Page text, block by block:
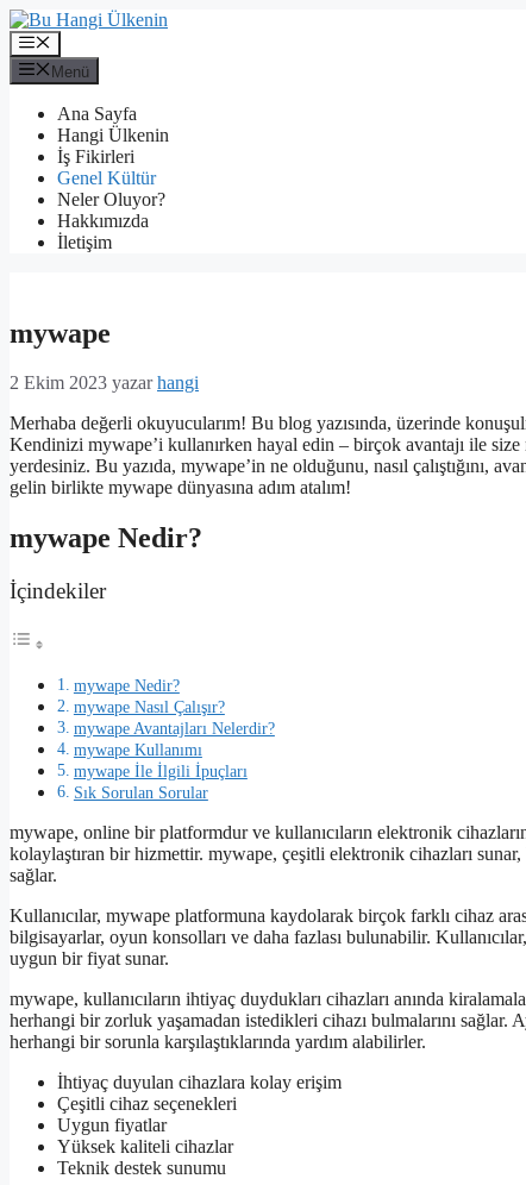
İçeriğe
atla
Menü
Menü
Ana Sayfa
Hangi Ülkenin
İş Fikirleri
Genel Kültür
Neler Oluyor?
Hakkımızda
İletişim
mywape
2 Ekim 2023 yazarhangi
Merhaba değerli okuyucularım! Bu blog yazısında, üzerinde
Kendinizi mywape’i kullanırken hayal edin – birçok avantajı ile
yerdesiniz. Bu yazıda, mywape’in ne olduğunu, nasıl çalıştığını,
gelin birlikte mywape dünyasına adım atalım!
mywape Nedir?
İçindekiler
mywape Nedir?
mywape Nasıl Çalışır?
mywape Avantajları Nelerdir?
mywape Kullanımı
mywape İle İlgili İpuçları
Sık Sorulan Sorular
mywape, online bir platformdur ve kullanıcıların elektronik
kolaylaştıran bir hizmettir. mywape, çeşitli elektronik cihazları
sağlar.
Kullanıcılar, mywape platformuna kaydolarak birçok farklı cihaz
bilgisayarlar, oyun konsolları ve daha fazlası bulunabilir.
uygun bir fiyat sunar.
mywape, kullanıcıların ihtiyaç duydukları cihazları anında
herhangi bir zorluk yaşamadan istedikleri cihazı bulmalarını sağlar.
herhangi bir sorunla karşılaştıklarında yardım alabilirler.
İhtiyaç duyulan cihazlara kolay erişim
Çeşitli cihaz seçenekleri
Uygun fiyatlar
Yüksek kaliteli cihazlar
Teknik destek sunumu